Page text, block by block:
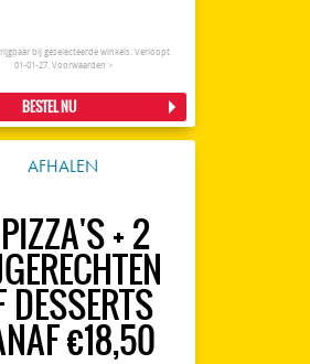
bij geselecteerde winkels. Verloopt
01-01-27. Voorwaarden >
BESTEL NU
AFHALEN
+ 2
DESSERTS
€18,50